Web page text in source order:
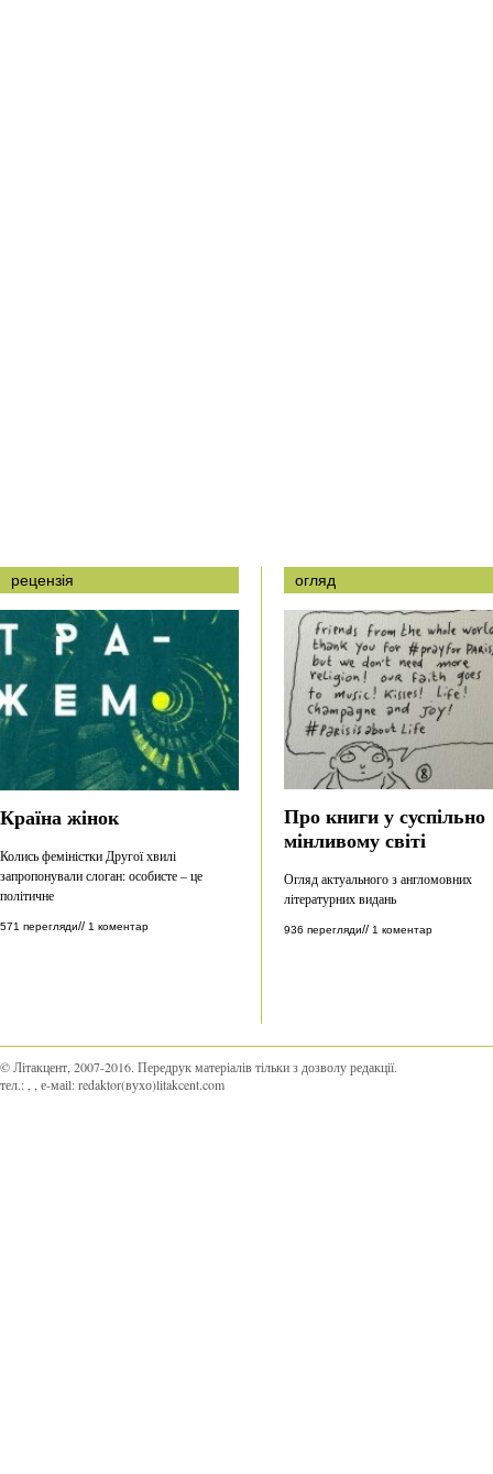
рецензія
Країна жінок
Колись феміністки Другої хвилі
запропонували слоган: особисте – це
політичне
571 перегляди// 1 коментар
огляд
Про книги у суспільно
мінливому світі
Огляд актуального з англомовних
літературних видань
936 перегляди// 1 коментар
© Літакцент, 2007-2016. Передрук матеріалів тільки з дозволу редакції.
тел.:
, е-маіl:redaktor(вухо)litakcent.com